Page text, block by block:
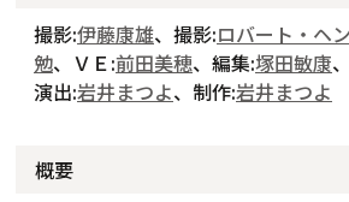
撮影:伊藤康雄、撮影:ロバート・ヘ
勉、ＶＥ:前田美穂、編集:塚田敏康
演出:岩井まつよ、制作:岩井まつよ
概要